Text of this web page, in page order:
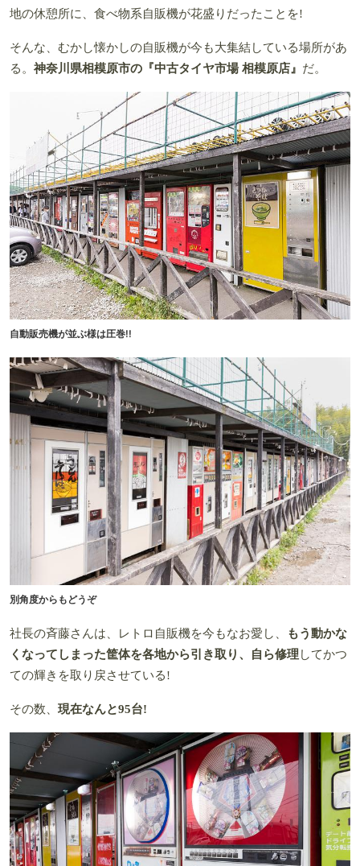
地の休憩所に、食べ物系自販機が花盛りだったことを!
そんな、むかし懐かしの自販機が今も大集結している場所があ
る。 神奈川県相模原市の『中古タイヤ市場 相模原店』 だ。
自動販売機が並ぶ様は圧巻!!
別角度からもどうぞ
社長の斉藤さんは、レトロ自販機を今もなお愛し、
もう動かな
くなってしまった筐体を各地から引き取り、自ら修理してかつ
ての輝きを取り戻させている!
その数、 現在なんと95台!